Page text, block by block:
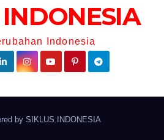
Indonesia
by SIKLUS INDONESIA